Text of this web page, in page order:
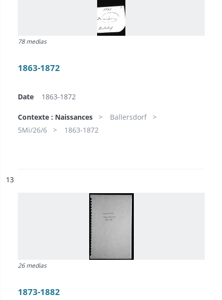
78 medias
1863-1872
Date 1863-1872
Contexte : Naissances
Ballersdorf
5Mi/26/6
1863-1872
n°
13
26 medias
1873-1882